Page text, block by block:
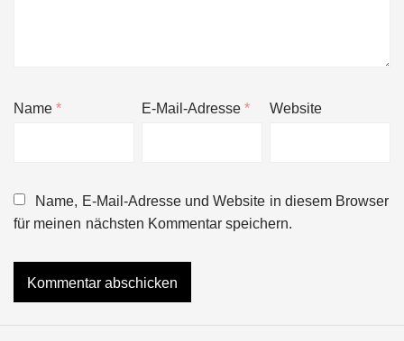
Name* E-Mail-Adresse* Website
Name, E-Mail-Adresse und Website in diesem Browser
für meinen nächsten Kommentar speichern.